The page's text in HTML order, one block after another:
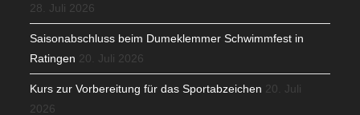
28. Juli 2026
Saisonabschluss beim Dumeklemmer Schwimmfest in
Ratingen 20. Juli 2026
Kurs zur Vorbereitung für das Sportabzeichen 20. Juli
2026